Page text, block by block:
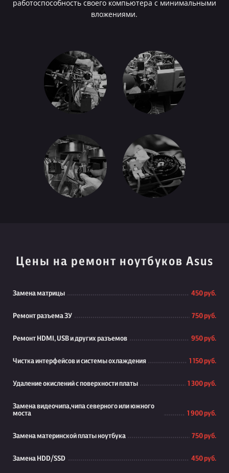
работоспособность своего компьютера с минимальными
вложениями.
Цены на ремонт ноутбуков Asus
Замена матрицы 450 руб.
Ремонт разъема ЗУ 750 руб.
Ремонт HDMI, USB и других разъемов 950 руб.
Чистка интерфейсов и системы охлаждения 1 150 руб.
Удаление окислений с поверхности платы 1 300 руб.
Замена видеочипа,чипа северного или южного
моста
1 900 руб.
Замена материнской платы ноутбука 750 руб.
Замена HDD/SSD 450 руб.